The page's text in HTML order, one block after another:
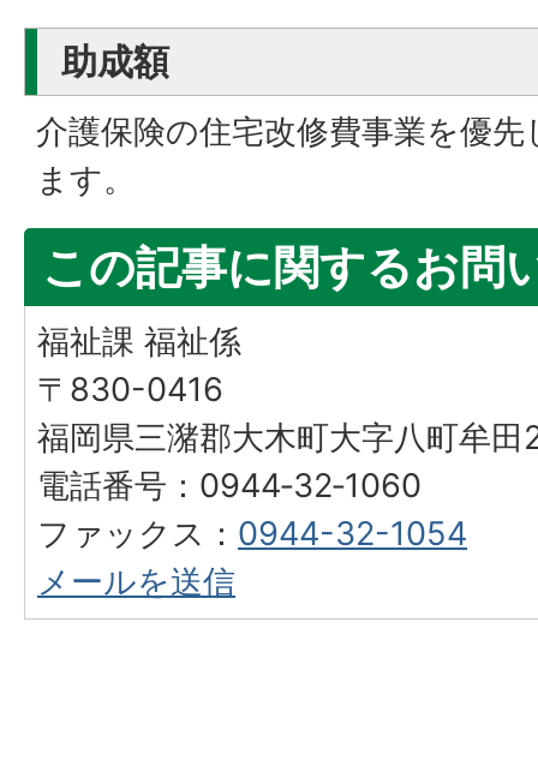
助成額
介護保険の住宅改修費事業を優
ます。
この記事に関するお問
福祉課 福祉係
〒830-0416
福岡県三潴郡大木町大字八町牟
電話番号：0944‐32‐1060
ファックス： 0944-32-1054
メールを送信